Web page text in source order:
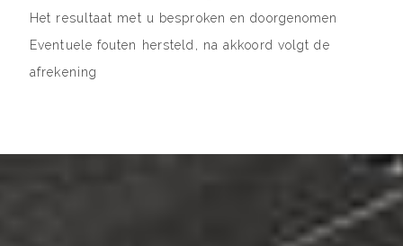
Het resultaat met u besproken en doorgenomen
Eventuele fouten hersteld, na akkoord volgt de
afrekening